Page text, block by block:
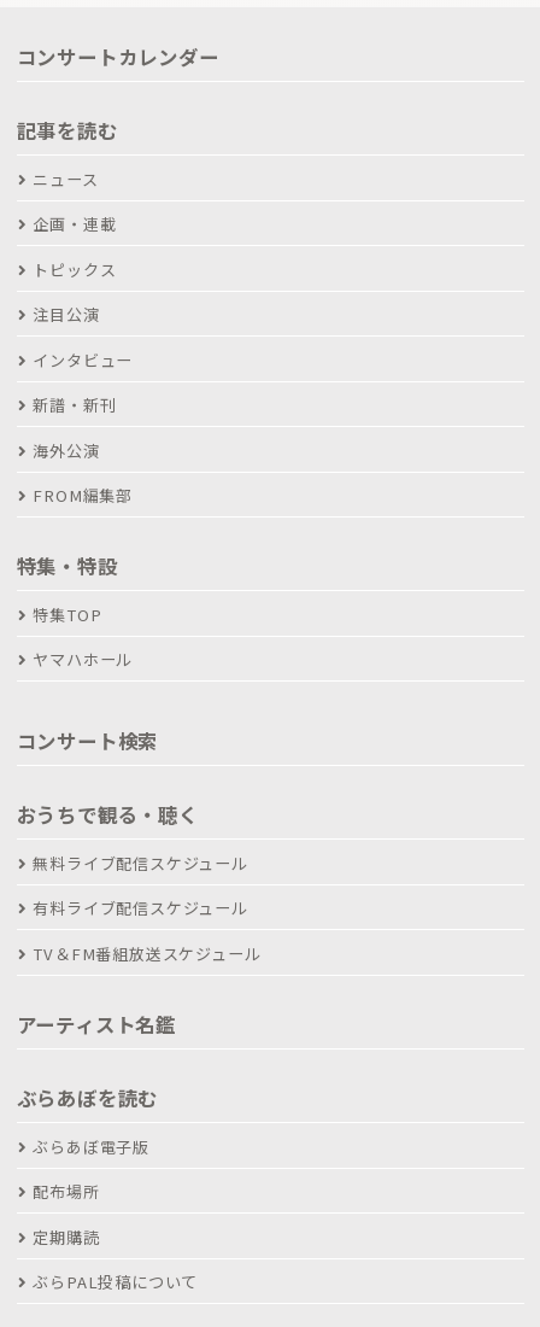
コンサートカレンダー
記事を読む
ニュース
企画・連載
トピックス
注目公演
インタビュー
新譜・新刊
海外公演
FROM編集部
特集・特設
特集TOP
ヤマハホール
コンサート検索
おうちで観る・聴く
無料ライブ配信スケジュール
有料ライブ配信スケジュール
TV＆FM番組放送スケジュール
アーティスト名鑑
ぶらあぼを読む
ぶらあぼ電子版
配布場所
定期購読
ぶらPAL投稿について